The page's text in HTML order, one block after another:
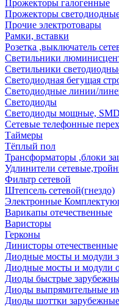
Прожекторы галогенные
Прожекторы
Прочие электротовары
Рамки, вставки
Розетка ,выключатель
Светильники
Светильники
Светодиодная бегущая
Светодиодные линии/
Светодиоды
Светодиоды мощные,
Сетевые телефонные
Таймеры
Тёплый пол
Трансформаторы ,блоки
Удлинители
Фильтр сетевой
Штепсель сетевой(гнездо)
Электронные
Варикапы отечественные
Варисторы
Герконы
Динисторы отечественные
Диодные мосты и модули
Диодные мосты и модули
Диоды быстрые
Диоды выпрямительные
Диоды шоттки зарубежные